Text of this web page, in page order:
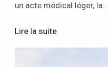
un acte médical léger, la…
Lire la suite